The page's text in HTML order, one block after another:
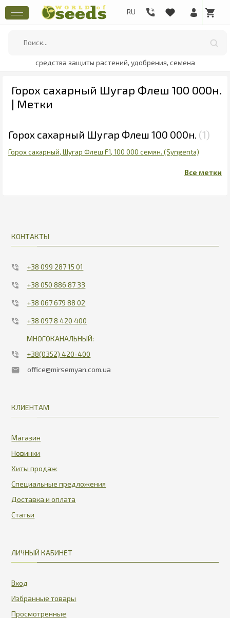
средства защиты растений, удобрения, семена
Горох сахарный Шугар Флеш 100 000н.
| Метки
Горох сахарный Шугар Флеш 100 000н. 1
Горох сахарный, Шугар Флеш F1, 100 000 семян. (Syngenta)
КОНТАКТЫ
+38 099 287 15 01
+38 050 886 87 33
+38 067 679 88 02
+38 097 8 420 400
МНОГОКАНАЛЬНЫЙ:
+38(0352) 420-400
office@mirsemyan.com.ua
КЛИЕНТАМ
Магазин
Новинки
Хиты продаж
Специальные предложения
Доставка и оплата
Статьи
ЛИЧНЫЙ КАБИНЕТ
Вход
Избранные товары
Просмотренные